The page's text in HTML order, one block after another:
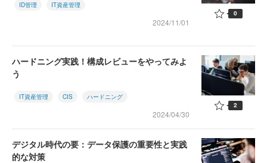
ID管理 IT資産管理
2024/11/01
0
ハードニング実践！構成レビューをやってみよ
う
IT資産管理 CIS ハードニング
2024/04/30
2
デジタル時代の要：データ保護の重要性と実践
的な対策